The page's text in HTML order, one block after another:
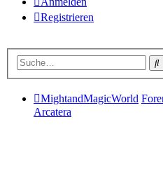
Registrieren
MightandMagicWorld
Arcatera